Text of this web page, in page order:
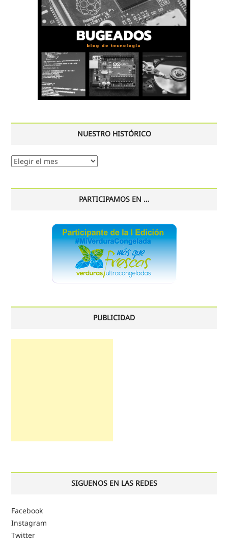
NUESTRO HISTÓRICO
Nuestro
PARTICIPAMOS EN …
PUBLICIDAD
SIGUENOS EN LAS REDES
Facebook
Instagram
Twitter